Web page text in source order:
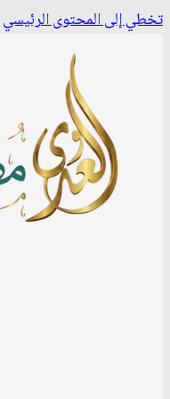
تخطي إلى المحتوى الرئيسي